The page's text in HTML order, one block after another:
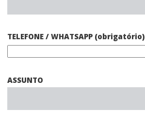
TELEFONE / WHATSAPP (obrigatório)
ASSUNTO